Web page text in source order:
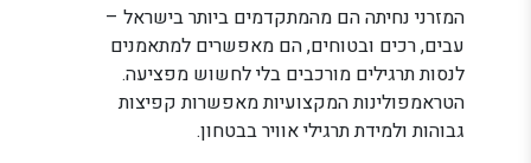
המזרני נחיתה הם מהמתקדמים ביותר בישראל –
עבים, רכים ובטוחים, הם מאפשרים למתאמנים
לנסות תרגילים מורכבים בלי לחשוש מפציעה.
הטראמפולינות המקצועיות מאפשרות קפיצות
גבוהות ולמידת תרגילי אוויר בבטחון.